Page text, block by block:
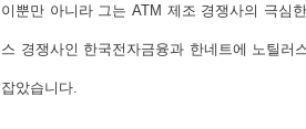
이뿐만 아니라 그는 ATM 제조 경쟁사의 극심
스 경쟁사인 한국전자금융과 한네트에 노틸러
잡았습니다.